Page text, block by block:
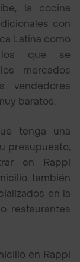
la cocina
con
Latina como
los que se
mercados
vendedores
baratos.
tenga una
presupuesto,
en Rappi
también
en la
restaurantes
en Rappi